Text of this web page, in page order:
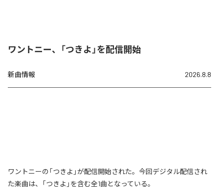
ワントニー、「つきよ」を配信開始
新曲情報 2026.8.8
ワントニーの「つきよ」が配信開始された。今回デジタル配信され
た楽曲は、「つきよ」を含む全1曲となっている。